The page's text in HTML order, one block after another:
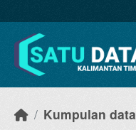
Kumpulan data